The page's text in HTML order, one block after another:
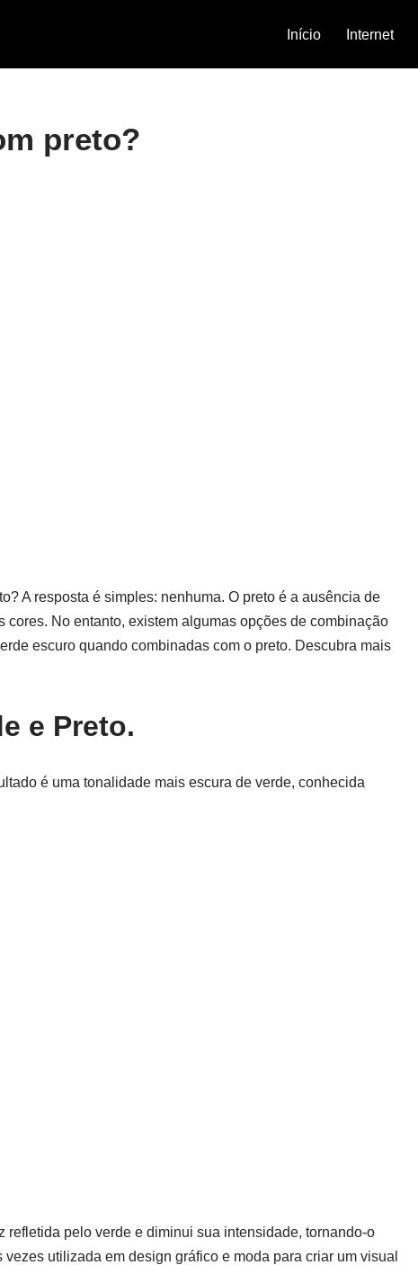
Início Internet
preto?
A resposta é simples: nenhuma. O preto é a ausência de
No entanto, existem algumas opções de combinação
escuro quando combinadas com o preto. Descubra mais
e Preto.
é uma tonalidade mais escura de verde, conhecida
refletida pelo verde e diminui sua intensidade, tornando-o
utilizada em design gráfico e moda para criar um visual